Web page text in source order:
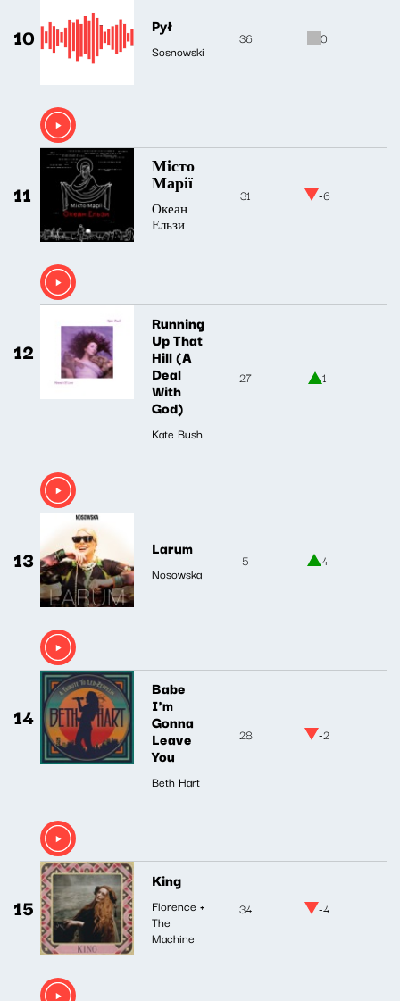
10 Pył
Sosnowski
36 0
11
Місто
Марії
Океан
Ельзи
31 -6
12
Running
Up That
Hill (A
Deal
With
God)
Kate Bush
27 1
13 Larum
Nosowska
5 4
14
Babe
I'm
Gonna
Leave
You
Beth Hart
28 -2
15
King
Florence +
The
Machine
34 -4